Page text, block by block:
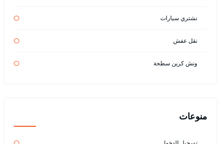
نشتري سيارات
نقل عفش
ونش كرين سطحة
منوعات